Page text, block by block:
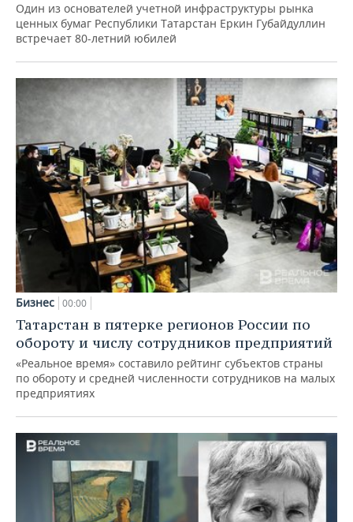
Один из основателей учетной инфраструктуры рынка
ценных бумаг Республики Татарстан Еркин Губайдуллин
встречает 80-летний юбилей
Бизнес 00:00
Татарстан в пятерке регионов России по
обороту и числу сотрудников предприятий
«Реальное время» составило рейтинг субъектов страны
по обороту и средней численности сотрудников на малых
предприятиях